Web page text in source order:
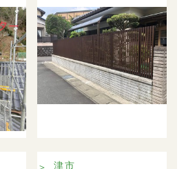
津市